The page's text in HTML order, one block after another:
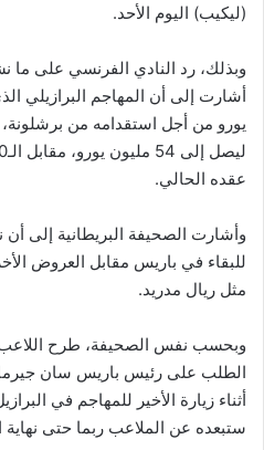
(ليكيب) اليوم الأحد.
وبذلك، رد النادي الفرنسي على ما
يورو من أجل استقدامه من
عقده الحالي.
وأشارت الصحيفة البريطانية إلى
للبقاء في باريس مقابل العروض
مثل ريال مدريد.
وبحسب نفس الصحيفة، طرح اللاعب
الطلب على رئيس باريس سان
أثناء زيارة الأخير للمهاجم في
ستبعده عن الملاعب ربما حتى